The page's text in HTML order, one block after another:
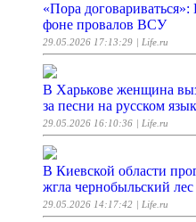
«Пора
фоне провалов ВСУ
29.05.2026 17:13:29 | Life.ru
В Харькове женщина
за песни на русском
29.05.2026 16:10:36 | Life.ru
В Киевской области
жгла чернобыльский лес
29.05.2026 14:17:42 | Life.ru